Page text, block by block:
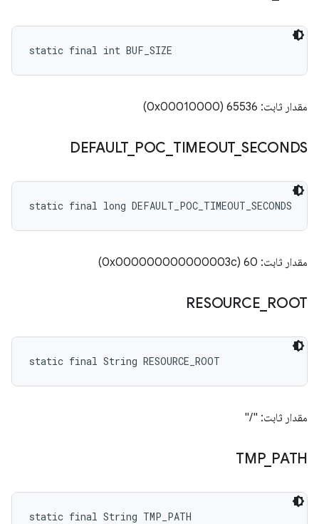
static final int BUF_SIZE
مقدار ثابت: 65536 (0x00010000)
DEFAULT_ POC TIMEOUT_ SECONDS
static final long DEFAULT_POC_TIMEOUT_SECONDS
مقدار ثابت: 60 (0x000000000000003c)
RESOURCE ROOT
static final String RESOURCE_ROOT
مقدار ثابت: "/"
TMP_ PATH
static final String TMP_PATH